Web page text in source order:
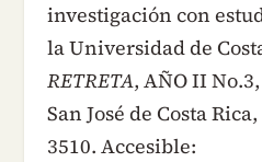
investigación con
la Universidad de
RETRETA, AÑO II
San José de Costa
3510. Accesible: